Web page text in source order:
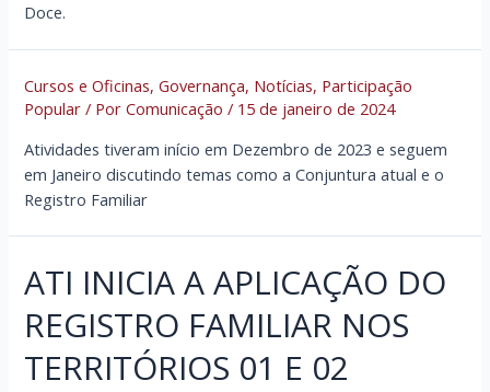
Doce.
Cursos e Oficinas,Governança, Notícias, Participação
Popular / PorComunicação/ 15 de janeiro de 2024
Atividades tiveram início em Dezembro de 2023 e seguem
em Janeiro discutindo temas como a Conjuntura atual e o
Registro Familiar
ATI INICIA A APLICAÇÃO DO
REGISTRO FAMILIAR NOS
TERRITÓRIOS 01 E 02